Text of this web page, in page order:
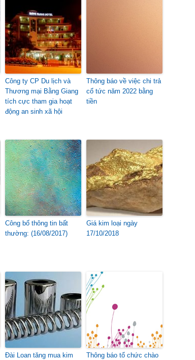
Công ty CP Du lịch và
Thương mại Bằng Giang
tích cực tham gia hoạt
động an sinh xã hội
Thông báo về việc chi trả
cổ tức năm 2022 bằng
tiền
Công bố thông tin bất
thường: (16/08/2017)
Giá kim loại ngày
17/10/2018
Đài Loan tăng mua kim
Thông báo tổ chức chào